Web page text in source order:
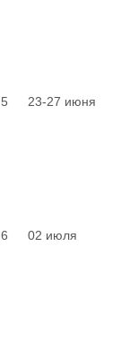
5 23-27 июня
6 02 июля